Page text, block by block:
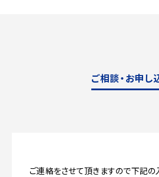
ご相談・お申し
ご連絡をさせて頂きますので下記